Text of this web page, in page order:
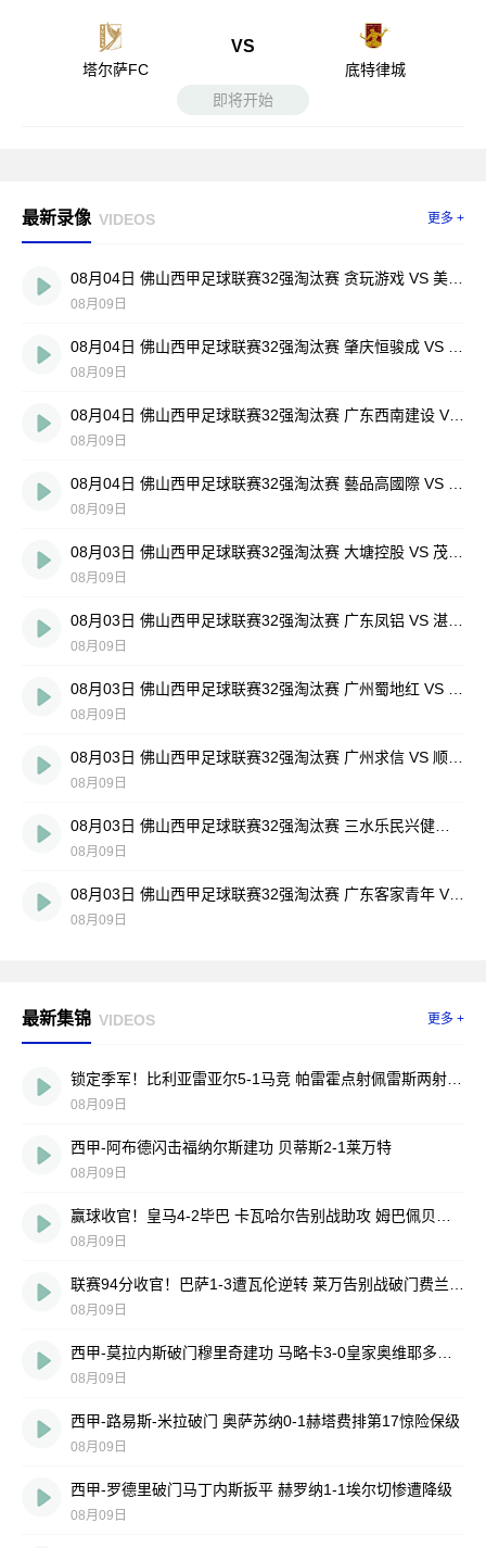
塔尔萨FC
VS
底特律城
即将开始
最新录像 VIDEOS 更多 +
08月09日
08月09日
08月04日 佛山西甲足球联赛32强淘汰赛 广东西南建设 VS 香港圣徒 全场录像
08月09日
08月09日
08月09日
08月09日
08月09日
08月09日
08月09日
08月03日 佛山西甲足球联赛32强淘汰赛 广东客家青年 VS 广州英华思力U17 全场录像
08月09日
最新集锦 VIDEOS 更多 +
08月09日
西甲-阿布德闪击福纳尔斯建功 贝蒂斯2-1莱万特
08月09日
08月09日
08月09日
08月09日
西甲-路易斯-米拉破门 奥萨苏纳0-1赫塔费排第17惊险保级
08月09日
西甲-罗德里破门马丁内斯扳平 赫罗纳1-1埃尔切惨遭降级
08月09日